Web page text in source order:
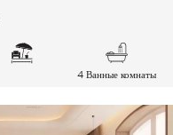
4 Ванные комнаты